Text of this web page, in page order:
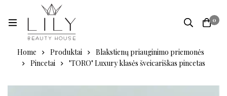
0
Home Produktai
Blakstienų priauginimo priemonės
Pincetai
"TORO" Luxury klasės šveicariškas pincetas